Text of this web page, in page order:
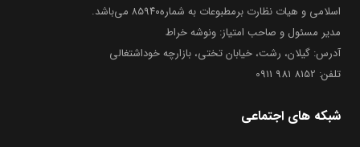
اسلامی و هیات نظارت برمطبوعات به شماره۸۵۹۴۰ می‌باشد.
مدیر مسئول و صاحب امتیاز: ونوشه خراط
آدرس: گیلان، رشت، خیابان تختی، بازارچه خوداشتغالی
تلفن: 8152 981 0911
شبکه های اجتماعی